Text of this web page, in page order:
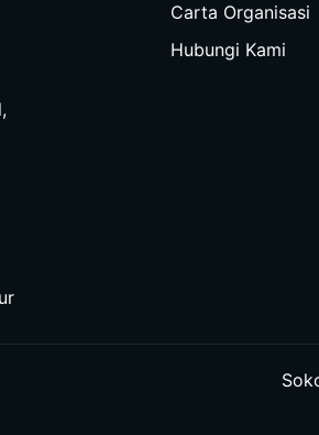
Carta Organisasi
Hubungi Kami